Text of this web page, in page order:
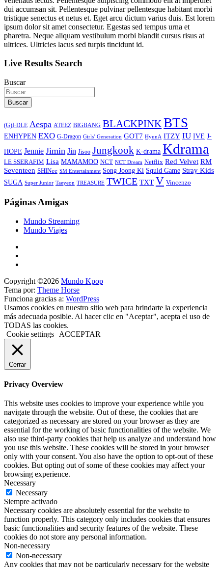
dui accumsan sit. Pellentesque pulvinar pellentesque habitant morbi
tristique senectus et netus et. Eget arcu dictum varius duis. Est lorem
ipsum dolor sit amet consectetur. Egestas sed tempus urna et
pharetra. Neque aliquam vestibulum morbi blandit cursus risus at
ultrices. Ultricies lacus sed turpis tincidunt id.
Live Results Search
Buscar
Buscar
(G)I-DLE Aespa ATEEZ BIGBANG BLACKPINKBTS
ENHYPEN EXO G-Dragon Girls’ Generation GOT7 HyunA ITZY IU IVE J-
HOPE Jennie Jimin Jin Jisoo Jungkook K-drama Kdrama
LE SSERAFIM Lisa MAMAMOO NCT NCT Dream Netflix Red Velvet RM
Seventeen SHINee SM Entertainment Song Joong Ki Squid Game Stray Kids
SUGA Super Junior Taeyeon TREASURE TWICE TXT V Vincenzo
Páginas Amigas
Mundo Streaming
Mundo Viajes
Copyright ©2026 Mundo Kpop
Tema por: Theme Horse
Funciona gracias a: WordPress
Usamos cookies en nuestro sitio web para brindarte la experiencia
más adecuada posible. Al hacer clic en "Aceptar", acepta el uso de
TODAS las cookies.
Cookie settings
ACCEPTAR
Cerrar
Privacy Overview
This website uses cookies to improve your experience while you
navigate through the website. Out of these, the cookies that are
categorized as necessary are stored on your browser as they are
essential for the working of basic functionalities of the website. We
also use third-party cookies that help us analyze and understand how
you use this website. These cookies will be stored in your browser
only with your consent. You also have the option to opt-out of these
cookies. But opting out of some of these cookies may affect your
browsing experience.
Necessary
Necessary
Siempre activado
Necessary cookies are absolutely essential for the website to
function properly. This category only includes cookies that ensures
basic functionalities and security features of the website. These
cookies do not store any personal information.
Non-necessary
Non-necessary
Any cookies that may not be particularly necessary for the website